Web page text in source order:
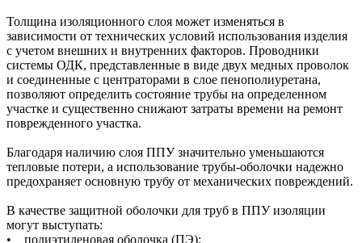
Толщина изоляционного слоя может изменяться в
зависимости от технических условий использования изделия
с учетом внешних и внутренних факторов. Проводники
системы ОДК, представленные в виде двух медных проволок
и соединенные с центраторами в слое пенополиуретана,
позволяют определить состояние трубы на определенном
участке и существенно снижают затраты времени на ремонт
поврежденного участка.
Благодаря наличию слоя ППУ значительно уменьшаются
тепловые потери, а использование трубы-оболочки надежно
предохраняет основную трубу от механических повреждений.
В качестве защитной оболочки для труб в ППУ изоляции
могут выступать:
• полиэтиленовая оболочка (ПЭ);